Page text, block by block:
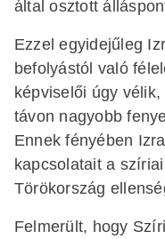
által osztott
Ezzel egyidejűleg
befolyástól való
képviselői úgy
távon nagyobb
Ennek fényében
kapcsolatait a
Törökország
Felmerült, hogy